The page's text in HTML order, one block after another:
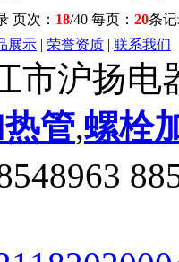
页次： 18/40 每页： 20条
展示 | 荣誉资质 | 联系我们
市沪扬
管,螺栓